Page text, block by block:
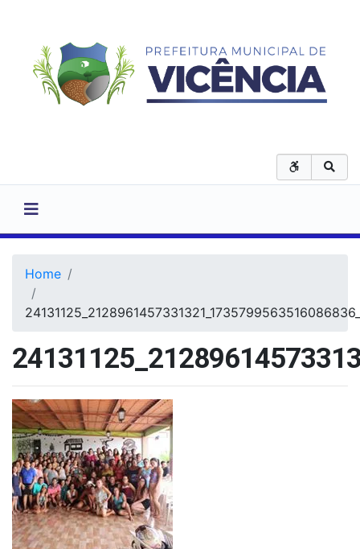
Home